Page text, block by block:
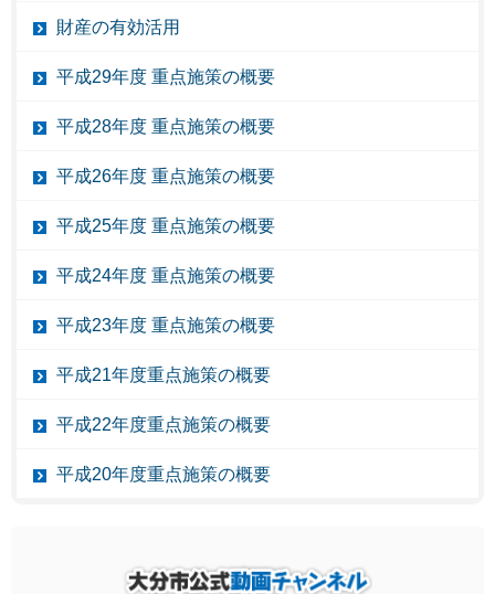
財産の有効活用
平成29年度 重点施策の概要
平成28年度 重点施策の概要
平成26年度 重点施策の概要
平成25年度 重点施策の概要
平成24年度 重点施策の概要
平成23年度 重点施策の概要
平成21年度重点施策の概要
平成22年度重点施策の概要
平成20年度重点施策の概要